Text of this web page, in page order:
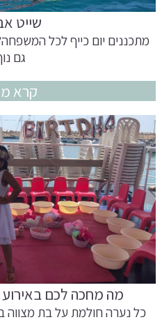
שייט
מתכננים יום כייף לכל
גם
קרא
מה מחכה לכם
כל נערה חולמת על בת מצווה